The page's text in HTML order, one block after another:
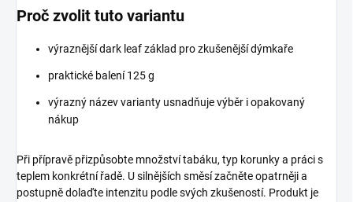
Proč zvolit tuto variantu
výraznější dark leaf základ pro zkušenější dýmkaře
praktické balení 125 g
výrazný název varianty usnadňuje výběr i opakovaný
nákup
Při přípravě přizpůsobte množství tabáku, typ korunky a práci s
teplem konkrétní řadě. U silnějších směsí začněte opatrněji a
postupně dolaďte intenzitu podle svých zkušeností. Produkt je